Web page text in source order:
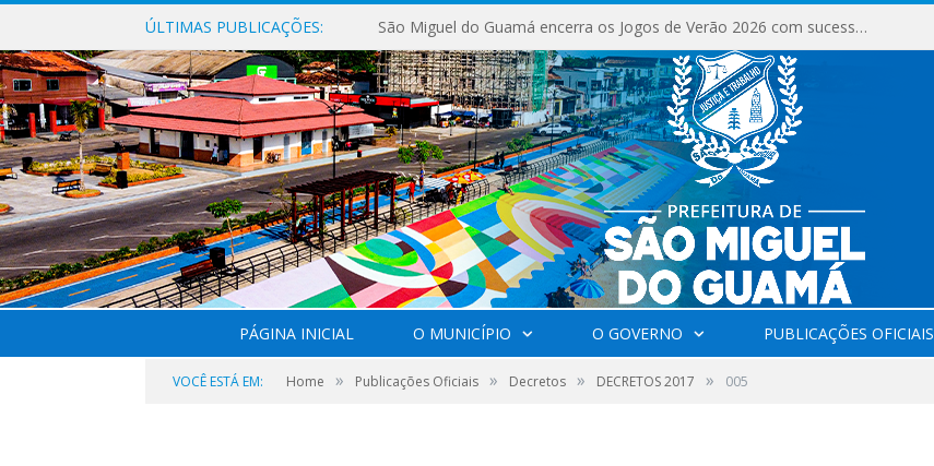
ÚLTIMAS PUBLICAÇÕES: São Miguel do Guamá encerra os Jogos de Verão 2026 com sucesso de público e competições.
PÁGINA INICIAL O MUNICÍPIO O GOVERNO PUBLICAÇÕES OFICIAIS
VOCÊ ESTÁ EM: Home » Publicações Oficiais » Decretos » DECRETOS 2017 » 005